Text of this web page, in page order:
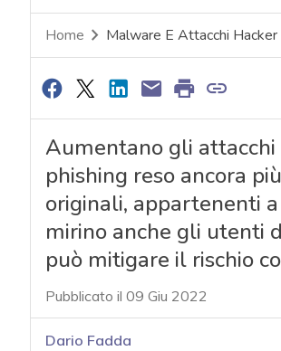
Home Malware E Attacchi Hacker
Aumentano gli
phishing reso ancora
originali, appartenenti
mirino anche gli utenti
può mitigare il rischio
Pubblicato il 09 Giu 2022
Dario Fadda